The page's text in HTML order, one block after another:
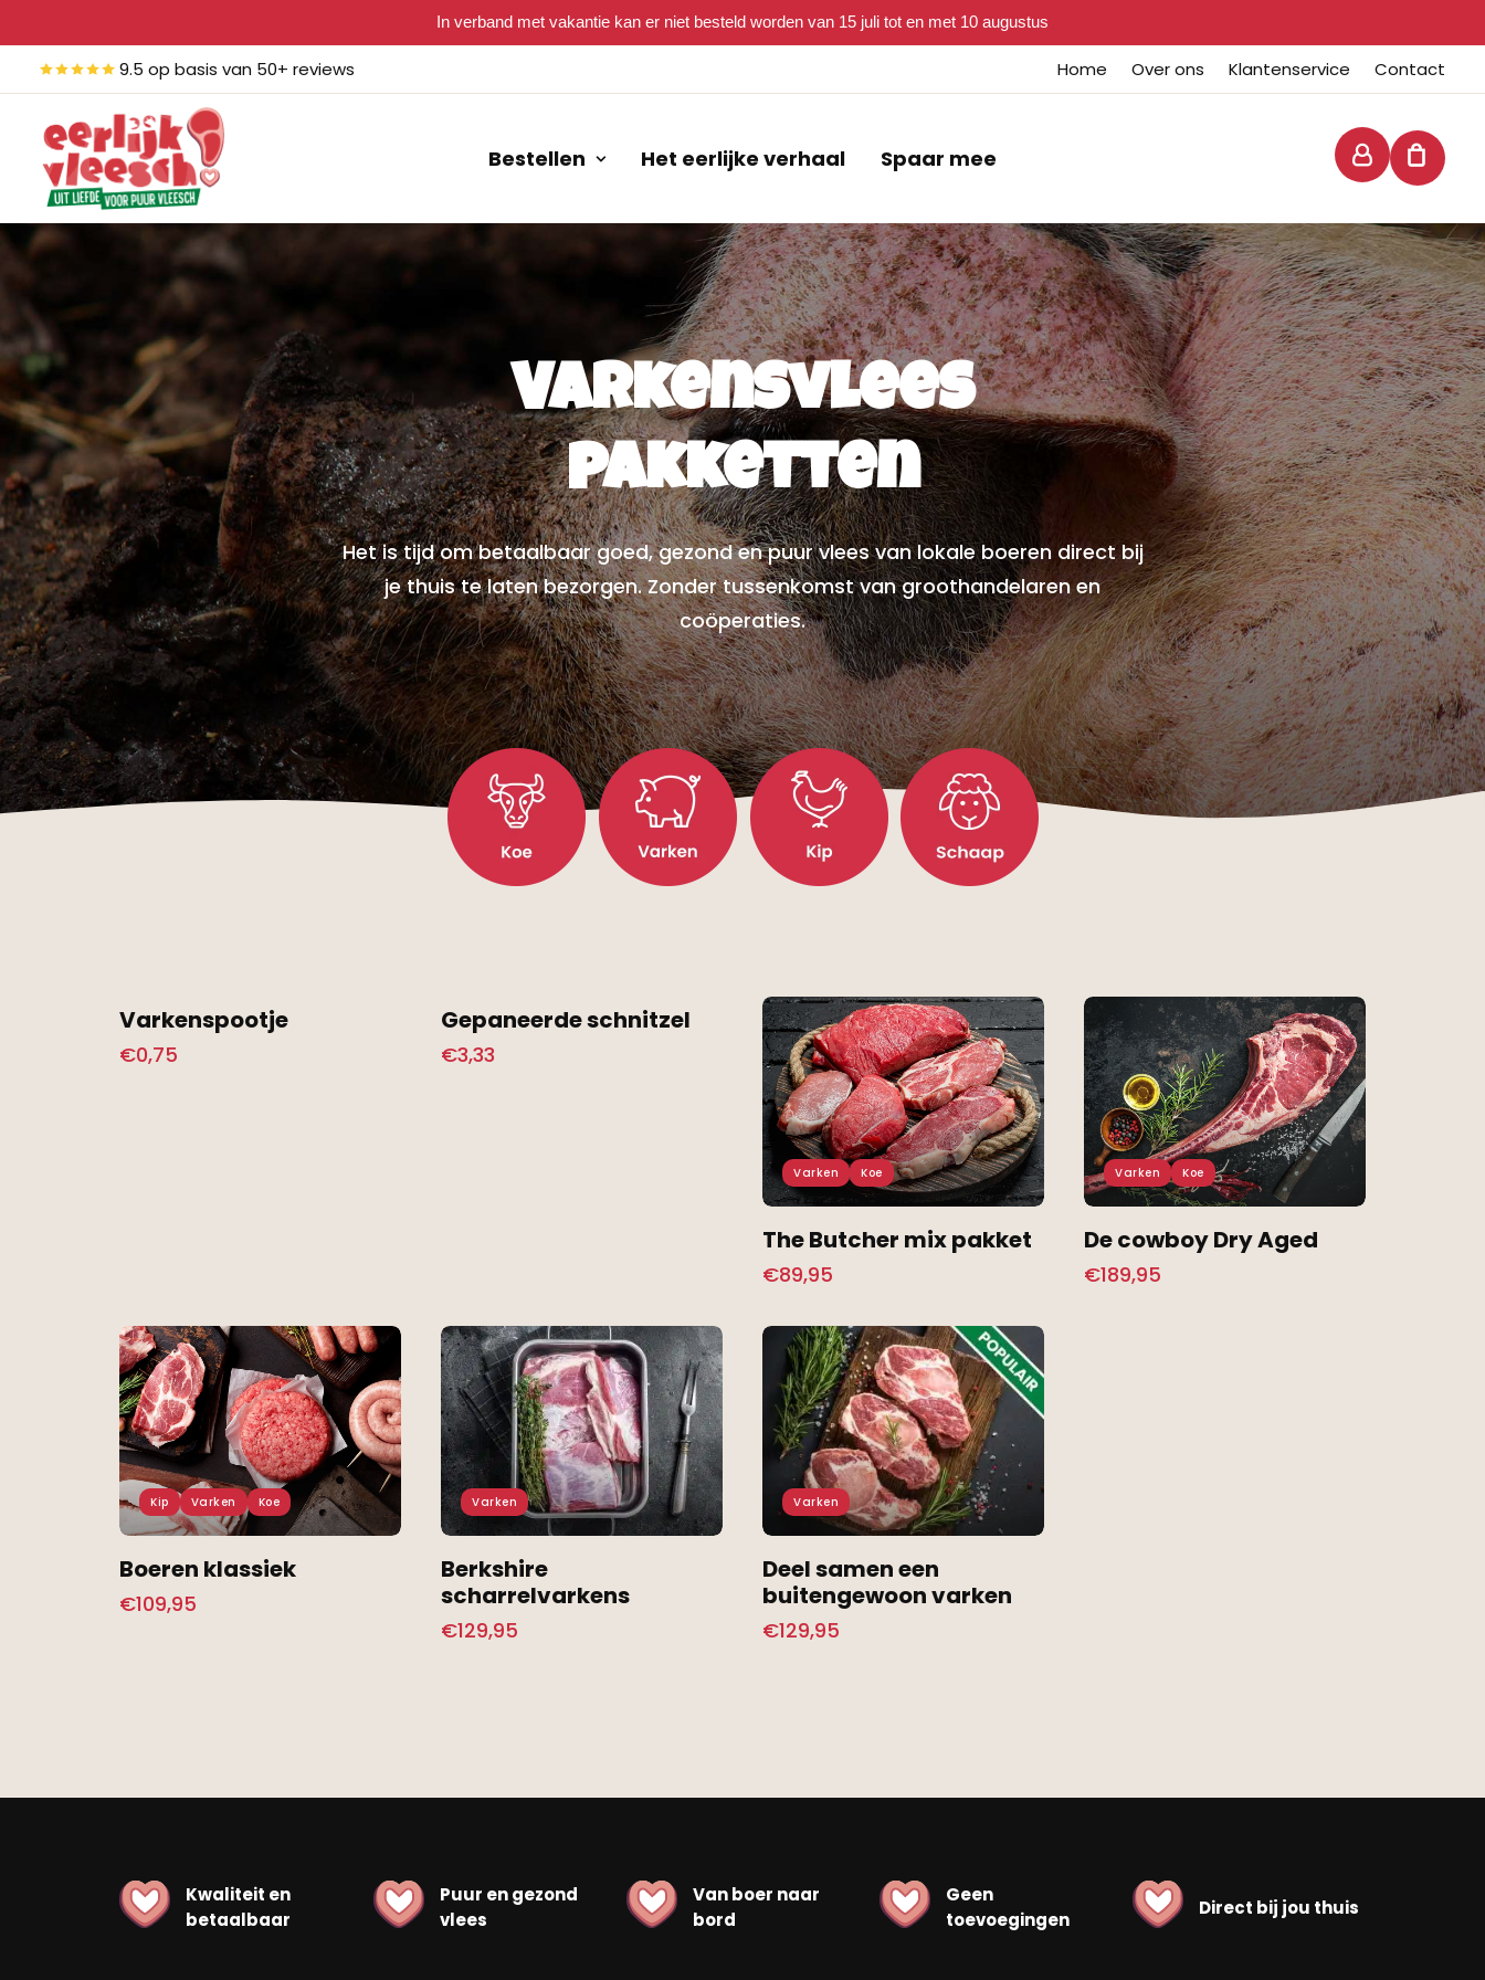
In verband met vakantie kan er niet besteld worden van 15 juli tot en met 10 augustus
9.5 op basis van 50+ reviews Home Over ons Klantenservice Contact
Bestellen Het eerlijke verhaal Spaar mee
Varkensvlees
pakketten
Het is tijd om betaalbaar goed, gezond en puur vlees van lokale boeren direct bij
je thuis te laten bezorgen. Zonder tussenkomst van groothandelaren en
coöperaties.
Varkenspootje
€0,75
Gepaneerde schnitzel
€3,33
Varken Koe
The Butcher mix pakket
€89,95
Varken Koe
De cowboy Dry Aged
€189,95
Kip Varken Koe
Boeren klassiek
€109,95
Varken
Berkshire
scharrelvarkens
€129,95
Varken
Deel samen een
buitengewoon varken
€129,95
Kwaliteit en
betaalbaar
Puur en gezond
vlees
Van boer naar
bord
Geen
toevoegingen
Direct bij jou thuis